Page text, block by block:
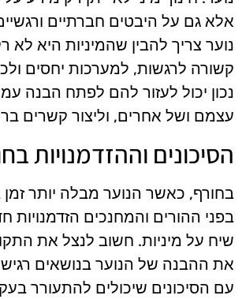
אלא גם על היבטים חברתיים
נוער צריך להבין שהמיניות היא לא
קשורה לרגשות, למערכות יחסים
נכון יכול לעזור להם לפתח הבנה
עצמם ושל אחרים, וליצור קשרים
הסיכונים וההזדמנויות
בחורף, כאשר הנוער מבלה יותר
בפני ההורים והמחנכים הזדמנויות
שיח על מיניות. חשוב לנצל את
את ההבנה של הנוער בנושאים
עם הסיכונים שיכולים להתעורר